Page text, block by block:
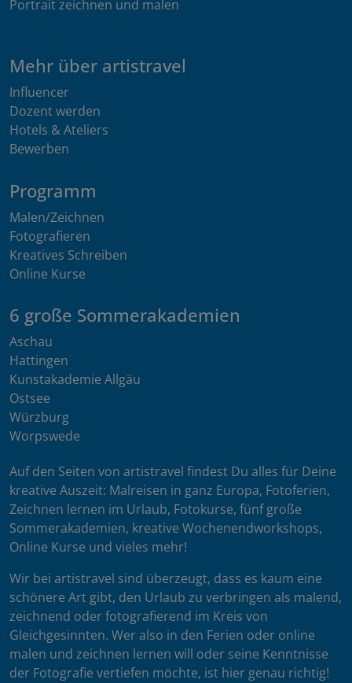
Portrait zeichnen und malen
Mehr über artistravel
Influencer
Dozent werden
Hotels & Ateliers
Bewerben
Programm
Malen/Zeichnen
Fotografieren
Kreatives Schreiben
Online Kurse
6 große Sommerakademien
Aschau
Hattingen
Kunstakademie Allgäu
Ostsee
Würzburg
Worpswede
Auf den Seiten von artistravel findest Du alles für Deine
kreative Auszeit: Malreisen in ganz Europa, Fotoferien,
Zeichnen lernen im Urlaub, Fotokurse, fünf große
Sommerakademien, kreative Wochenendworkshops,
Online Kurse und vieles mehr!
Wir bei artistravel sind überzeugt, dass es kaum eine
schönere Art gibt, den Urlaub zu verbringen als malend,
zeichnend oder fotografierend im Kreis von
Gleichgesinnten. Wer also in den Ferien oder online
malen und zeichnen lernen will oder seine Kenntnisse
der Fotografie vertiefen möchte, ist hier genau richtig!